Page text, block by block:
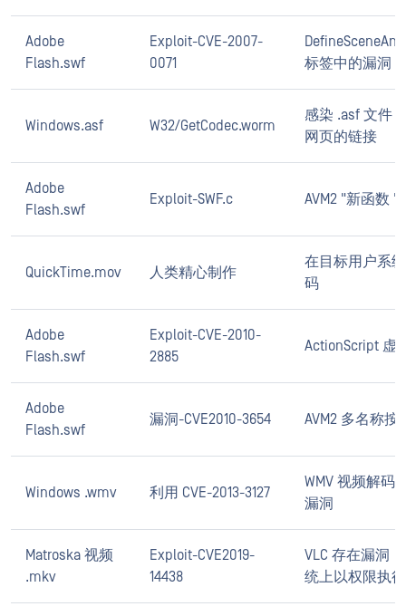
Adobe
Flash.swf
Exploit-CVE-2007-
0071
标签中的漏洞
Windows.asf W32/GetCodec.worm
感染 .asf 文件
网页的链接
Adobe
Flash.swf
Exploit-SWF.c AVM2 "新函数
QuickTime.mov 人类精心制作
在目标用户系
码
Adobe
Flash.swf
Exploit-CVE-2010-
2885
ActionScript 虚
Adobe
Flash.swf
漏洞-CVE2010-3654 AVM2 多名称
Windows .wmv 利用 CVE-2013-3127
WMV 视频解码
漏洞
Matroska 视频
.mkv
Exploit-CVE2019-
14438
VLC 存在漏洞
统上以权限执